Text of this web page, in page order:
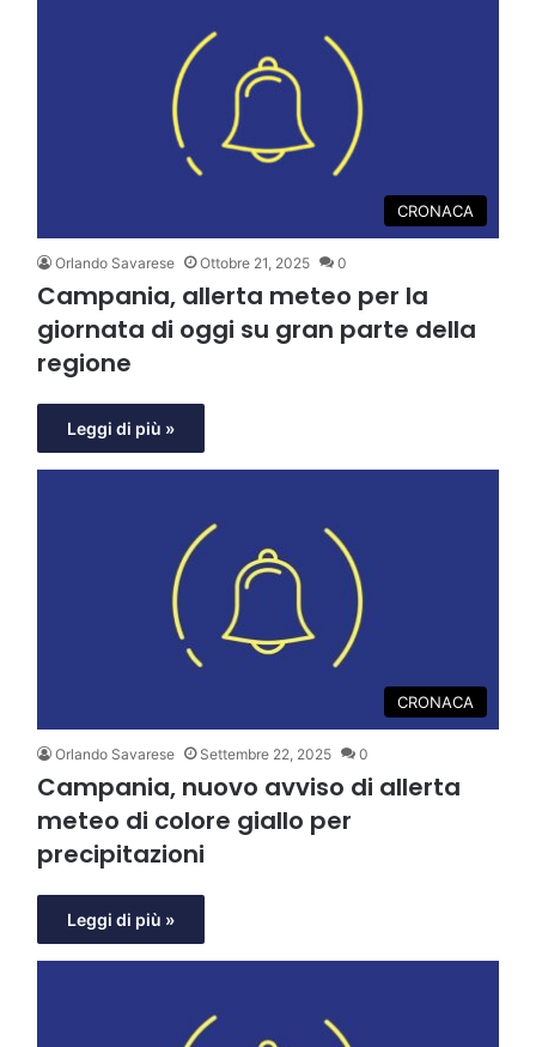
CRONACA
Orlando Savarese Ottobre 21, 2025 0
Campania, allerta meteo per la
giornata di oggi su gran parte della
regione
Leggi di più »
CRONACA
Orlando Savarese Settembre 22, 2025 0
Campania, nuovo avviso di allerta
meteo di colore giallo per
precipitazioni
Leggi di più »